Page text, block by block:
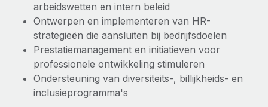
Hoe Phiture 55 werknemers in 19 landen
beheert met Remote
Phiture, een toonaangevende leider in de wereldwijde
mobiele groeiadviessector, zet zich sinds 2016...
Meer informatie
arbeidswetten en intern beleid
Ontwerpen en implementeren van HR-
strategieën die aansluiten bij bedrijfsdoelen
Prestatiemanagement en initiatieven voor
professionele ontwikkeling stimuleren
Ondersteuning van diversiteits-, billijkheids- en
inclusieprogramma's